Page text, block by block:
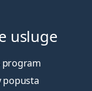
usluge
program
popusta